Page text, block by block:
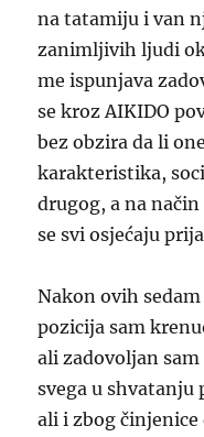
na tatamiju i van
zanimljivih ljudi
me ispunjava
se kroz AIKIDO
bez obzira da li
karakteristika,
drugog, a na
se svi osjećaju
Nakon ovihsedam
pozicija sam
ali zadovoljan
svega u shvatanju
ali i zbog činjenice